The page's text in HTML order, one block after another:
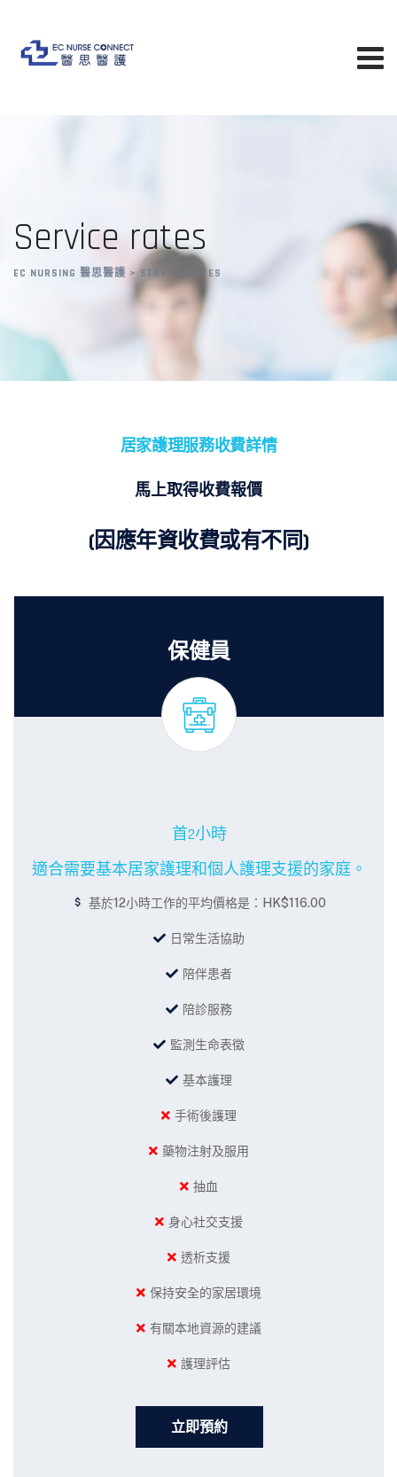
Service rates
EC NURSING 醫思醫護 >SERVICE RATES
居家護理服務收費詳情
馬上取得收費報價
(因應年資收費或有不同)
保健員
首2小時
適合需要基本居家護理和個人護理支援的家庭。
基於12小時工作的平均價格是：HK$116.00
日常生活協助
陪伴患者
陪診服務
監測生命表徵
基本護理
手術後護理
藥物注射及服用
抽血
身心社交支援
透析支援
保持安全的家居環境
有關本地資源的建議
護理評估
立即預約